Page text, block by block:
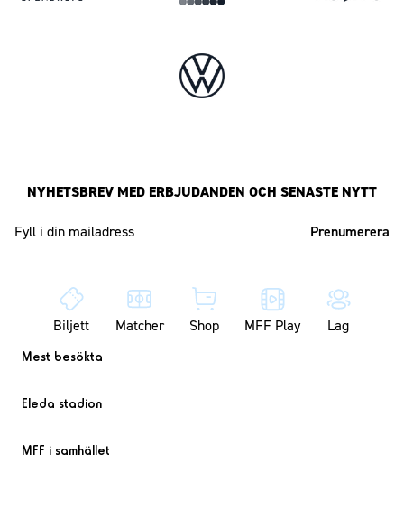
NYHETSBREV MED ERBJUDANDEN OCH SENASTE NYTT
Biljett Matcher Shop MFF Play Lag
Mest besökta
Eleda stadion
MFF i samhället